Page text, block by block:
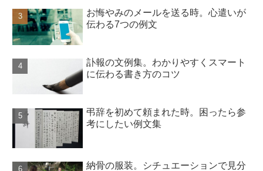
お悔やみのメールを送る時。心遣いが
伝わる7つの例文
訃報の文例集。わかりやすくスマート
に伝わる書き方のコツ
弔辞を初めて頼まれた時。困ったら参
考にしたい例文集
納骨の服装。シチュエーションで見分